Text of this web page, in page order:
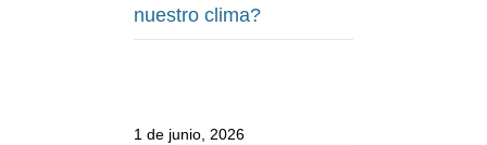
nuestro clima?
1 de junio, 2026